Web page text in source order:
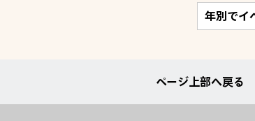
ページ上部へ戻る